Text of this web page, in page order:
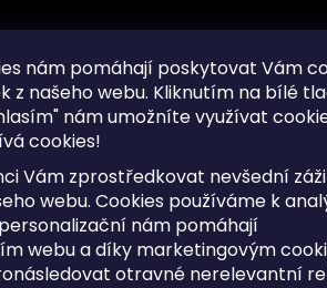
nám pomáhají poskytovat Vám
z našeho webu. Kliknutím na bílé
nám umožníte využívat
cookies!
Vám zprostředkovat nevšední
webu. Cookies používáme k
nám pomáhají
webu a díky marketingovým
otravné nerelevantní
údajů
dotazy
Sitemap
Doprava
Postup
lhůtě